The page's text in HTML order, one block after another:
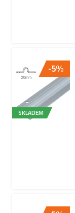
-5%
SKLADEM